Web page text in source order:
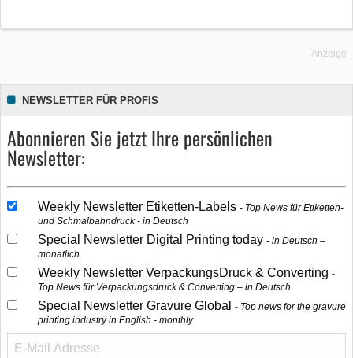
Anzeige
NEWSLETTER FÜR PROFIS
Abonnieren Sie jetzt Ihre persönlichen
Newsletter:
Weekly Newsletter Etiketten-Labels
Top News für Etiketten-
und Schmalbahndruck - in Deutsch
Special Newsletter Digital Printing today
in Deutsch –
monatlich
Weekly Newsletter VerpackungsDruck & Converting
Top News für Verpackungsdruck & Converting – in Deutsch
Special Newsletter Gravure Global
Top news for the gravure
printing industry in English - monthly